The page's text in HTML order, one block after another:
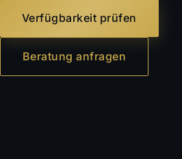
Verfügbarkeit prüfen
Beratung anfragen